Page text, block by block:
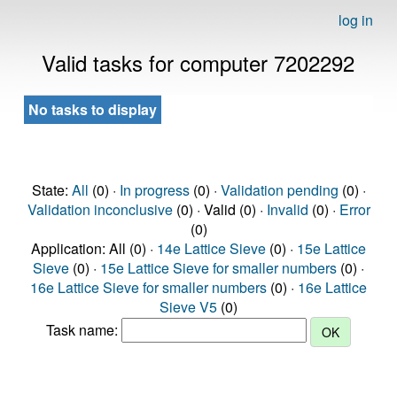
log in
Valid tasks for computer 7202292
No tasks to display
State: All (0) · In progress(0) · Validation pending (0) ·
Validation inconclusive(0) · Valid (0) · Invalid (0) · Error
(0)
Application: All (0) · 14e Lattice Sieve (0) · 15e Lattice
Sieve (0) · 15e Lattice Sieve for smaller numbers (0) ·
16e Lattice Sieve for smaller numbers (0) · 16e Lattice
Sieve V5 (0)
Task name: